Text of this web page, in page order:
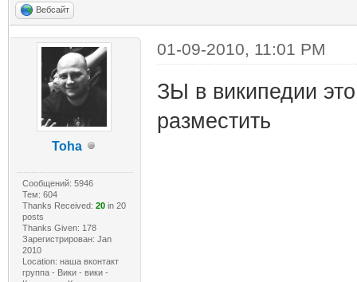
Вебсайт
Toha
Сообщений: 5946
Тем: 604
Thanks Received: 20in 20
posts
Thanks Given: 178
Зарегистрирован: Jan
2010
Location: наша вконтакт
группа - Вики - вики -
01-09-2010, 11:01 PM
ЗЫ в википедии
разместить